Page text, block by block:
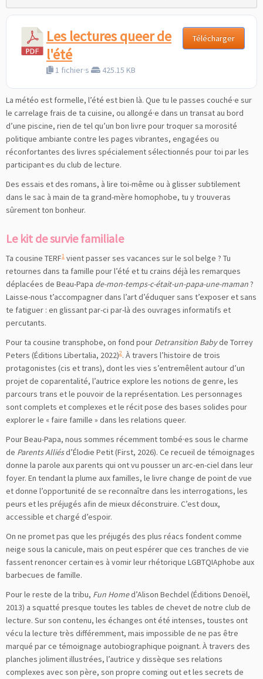
Les lectures queer de
l'été
1 fichier·s 425.15 KB
Télécharger
La météo est formelle, l’été est bien là. Que tu le passes couché·e sur
le carrelage frais de ta cuisine, ou allongé·e dans un transat au bord
d’une piscine, rien de tel qu’un bon livre pour troquer sa morosité
politique ambiante contre les pages vibrantes, engagées ou
réconfortantes des livres spécialement sélectionnés pour toi par les
participant·es du club de lecture.
Des essais et des romans, à lire toi-même ou à glisser subtilement
dans le sac à main de ta grand-mère homophobe, tu y trouveras
sûrement ton bonheur.
Le kit de survie familiale
Ta cousine TERF1 vient passer ses vacances sur le sol belge ? Tu
retournes dans ta famille pour l’été et tu crains déjà les remarques
déplacées de Beau-Papa de-mon-temps-c-était-un-papa-une-maman?
Laisse-nous t’accompagner dans l’art d’éduquer sans t’exposer et sans
te fatiguer : en glissant par-ci par-là des ouvrages informatifs et
percutants.
Pour ta cousine transphobe, on fond pour Detransition Babyde Torrey
Peters (Éditions Libertalia, 2022)2. À travers l’histoire de trois
protagonistes (cis et trans), dont les vies s’entremêlent autour d’un
projet de coparentalité, l’autrice explore les notions de genre, les
parcours trans et le pouvoir de la représentation. Les personnages
sont complets et complexes et le récit pose des bases solides pour
explorer le « faire famille » dans les relations queer.
Pour Beau-Papa, nous sommes récemment tombé·es sous le charme
de Parents Alliésd’Élodie Petit (First, 2026). Ce recueil de témoignages
donne la parole aux parents qui ont vu pousser un arc-en-ciel dans leur
foyer. En tendant la plume aux familles, le livre change de point de vue
et donne l’opportunité de se reconnaître dans les interrogations, les
peurs et les préjugés afin de mieux déconstruire. C’est doux,
accessible et chargé d’espoir.
On ne promet pas que les préjugés des plus réacs fondent comme
neige sous la canicule, mais on peut espérer que ces tranches de vie
fassent renoncer certain·es à vomir leur rhétorique LGBTQIAphobe aux
barbecues de famille.
Pour le reste de la tribu, Fun Homed’Alison Bechdel (Éditions Denoël,
2013) a squatté presque toutes les tables de chevet de notre club de
lecture. Sur son contenu, les échanges ont été intenses, toustes ont
vécu la lecture très différemment, mais impossible de ne pas être
marqué par ce témoignage autobiographique poignant. À travers des
planches joliment illustrées, l’autrice y dissèque ses relations
complexes avec son père, son propre coming out et les secrets de